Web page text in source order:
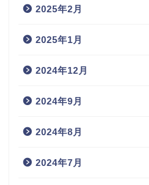
2025年2月
2025年1月
2024年12月
2024年9月
2024年8月
2024年7月